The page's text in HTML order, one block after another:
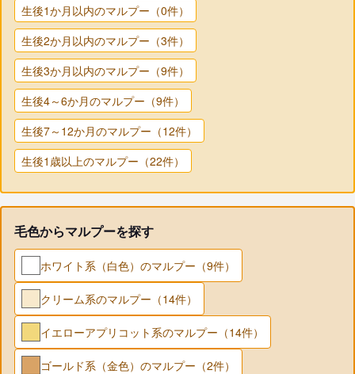
生後1か月以内のマルプー（0件）
生後2か月以内のマルプー（3件）
生後3か月以内のマルプー（9件）
生後4～6か月のマルプー（9件）
生後7～12か月のマルプー（12件）
生後1歳以上のマルプー（22件）
毛色からマルプーを探す
ホワイト系（白色）のマルプー（9件）
クリーム系のマルプー（14件）
イエローアプリコット系のマルプー（14件）
ゴールド系（金色）のマルプー（2件）